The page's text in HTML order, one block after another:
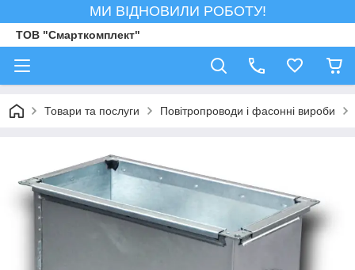
МИ ВІДНОВИЛИ РОБОТУ!
ТОВ "Смарткомплект"
Товари та послуги Повітропроводи і фасонні вироби